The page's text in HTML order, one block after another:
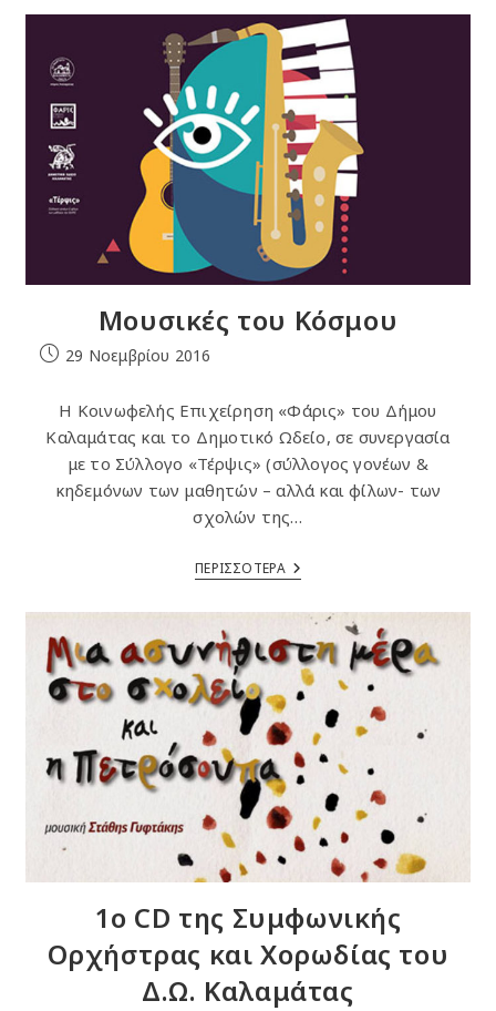
“Flex”
Στη
Βιέννη
Μουσικές του Κόσμου
Post29 Νοεμβρίου 2016
Η Κοινωφελής Επιχείρηση «Φάρις» του Δήμου
Καλαμάτας και το Δημοτικό Ωδείο, σε συνεργασία
με το Σύλλογο «Τέρψις» (σύλλογος γονέων &
κηδεμόνων των μαθητών – αλλά και φίλων- των
σχολών της…
ΠΕΡΙΣΣΟΤΕΡΑΜουσικές
Του
1ο CD της Συμφωνικής
Ορχήστρας και Χορωδίας του
Δ.Ω. Καλαμάτας